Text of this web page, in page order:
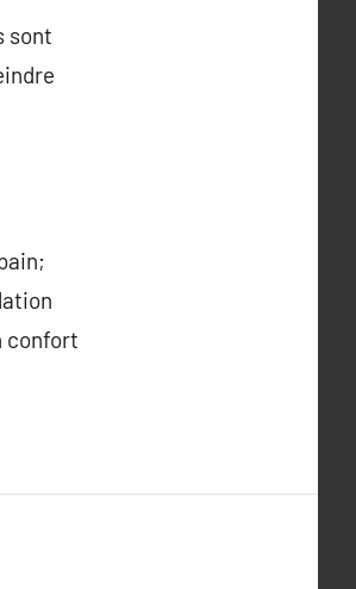
sont
confort